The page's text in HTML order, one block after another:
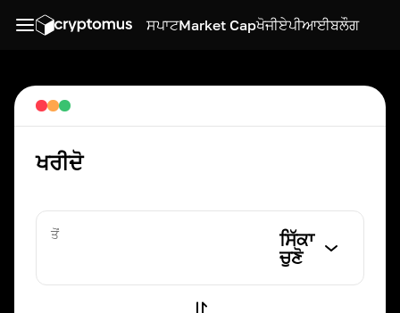
ਸਪਾਟMarket Capਖੋਜੀਏਪੀਆਈਬਲੌਗ
ਖਰੀਦੋ
ਤੋਂ
ਸਿੱਕਾ
ਚੁਣੋ